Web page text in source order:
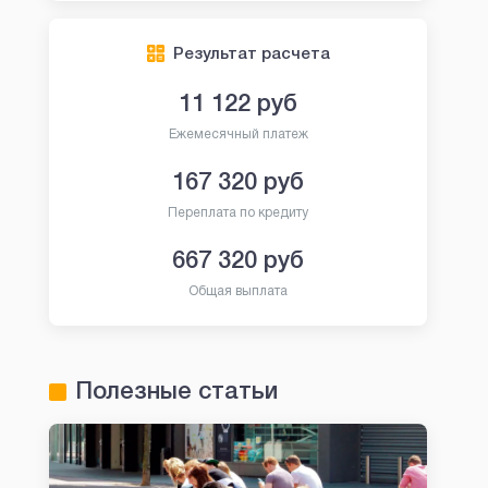
Результат расчета
11 122 руб
Ежемесячный платеж
167 320 руб
Переплата по кредиту
667 320 руб
Общая выплата
Полезные статьи